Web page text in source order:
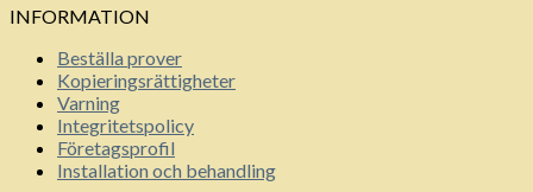
INFORMATION
Beställa prover
Kopieringsrättigheter
Varning
Integritetspolicy
Företagsprofil
Installation och behandling